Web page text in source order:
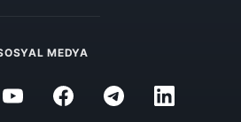
MEDYA